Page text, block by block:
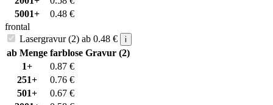
5001+
0.48 €
frontal
Lasergravur (2) ab 0.48 € i
ab Menge farblose Gravur (2)
1+
0.87 €
251+
0.76 €
501+
0.67 €